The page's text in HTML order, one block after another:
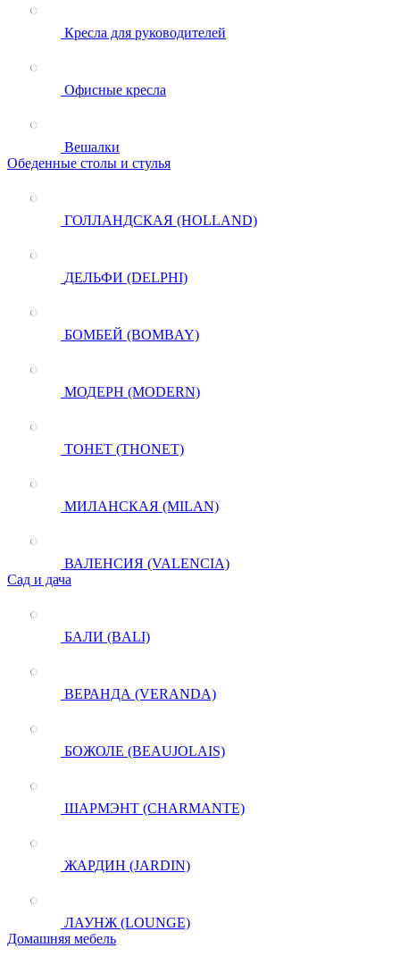
Кресла для руководителей
Офисные кресла
Вешалки
Обеденные столы и стулья
ГОЛЛАНДСКАЯ (HOLLAND)
ДЕЛЬФИ (DELPHI)
БОМБЕЙ (BOMBAY)
МОДЕРН (MODERN)
ТОНЕТ (THONET)
МИЛАНСКАЯ (MILAN)
ВАЛЕНСИЯ (VALENCIA)
Сад и дача
БАЛИ (BALI)
ВЕРАНДА (VERANDA)
БОЖОЛЕ (BEAUJOLAIS)
ШАРМЭНТ (CHARMANTE)
ЖАРДИН (JARDIN)
ЛАУНЖ (LOUNGE)
Домашняя мебель